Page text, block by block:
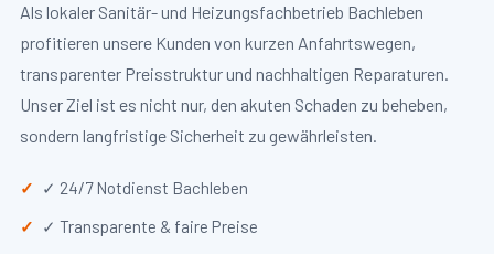
Als lokaler Sanitär- und Heizungsfachbetrieb Bachleben
profitieren unsere Kunden von kurzen Anfahrtswegen,
transparenter Preisstruktur und nachhaltigen Reparaturen.
Unser Ziel ist es nicht nur, den akuten Schaden zu beheben,
sondern langfristige Sicherheit zu gewährleisten.
✓ 24/7 Notdienst Bachleben
✓ Transparente & faire Preise